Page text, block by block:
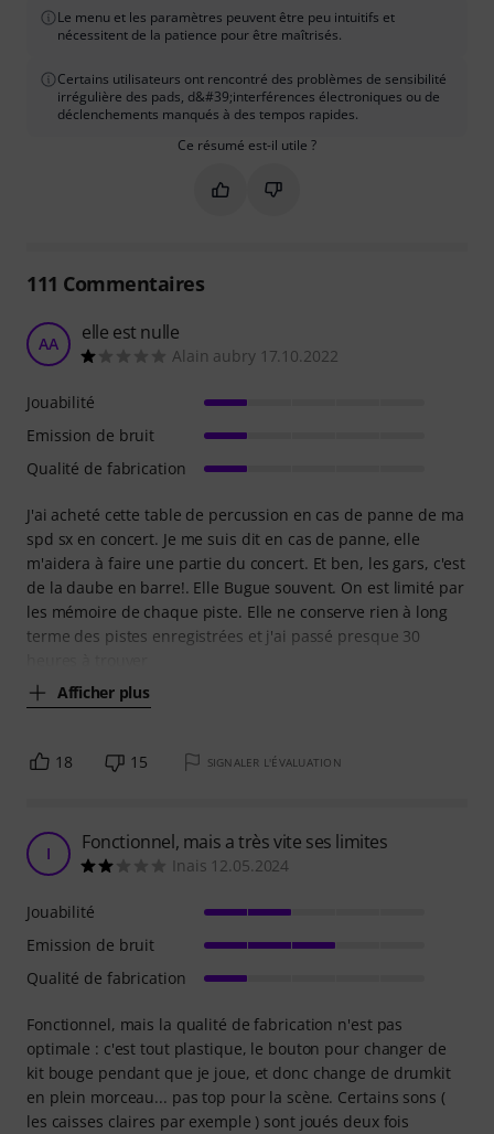
Le menu et les paramètres peuvent être peu intuitifs et
nécessitent de la patience pour être maîtrisés.
Certains utilisateurs ont rencontré des problèmes de sensibilité
irrégulière des pads, d&#39;interférences électroniques ou de
déclenchements manqués à des tempos rapides.
Ce résumé est-il utile ?
Marquer ce résumé comme utile
Marquer ce résumé comme
111 Commentaires
AA elle est nulle
Alain aubry 17.10.2022
J'ai acheté cette table de percussion en cas de panne de ma
spd sx en concert. Je me suis dit en cas de panne, elle
m'aidera à faire une partie du concert. Et ben, les gars, c'est
de la daube en barre!. Elle Bugue souvent. On est limité par
les mémoire de chaque piste. Elle ne conserve rien à long
terme des pistes enregistrées et j'ai passé presque 30
Afficher plus
Jouabilité
Emission de bruit
Qualité de fabrication
18 15 SIGNALER L'ÉVALUATION
I Fonctionnel, mais a très vite ses limites
Inais 12.05.2024
Fonctionnel, mais la qualité de fabrication n'est pas
optimale : c'est tout plastique, le bouton pour changer de
kit bouge pendant que je joue, et donc change de drumkit
en plein morceau... pas top pour la scène. Certains sons (
les caisses claires par exemple ) sont joués deux fois
Jouabilité
Emission de bruit
Qualité de fabrication